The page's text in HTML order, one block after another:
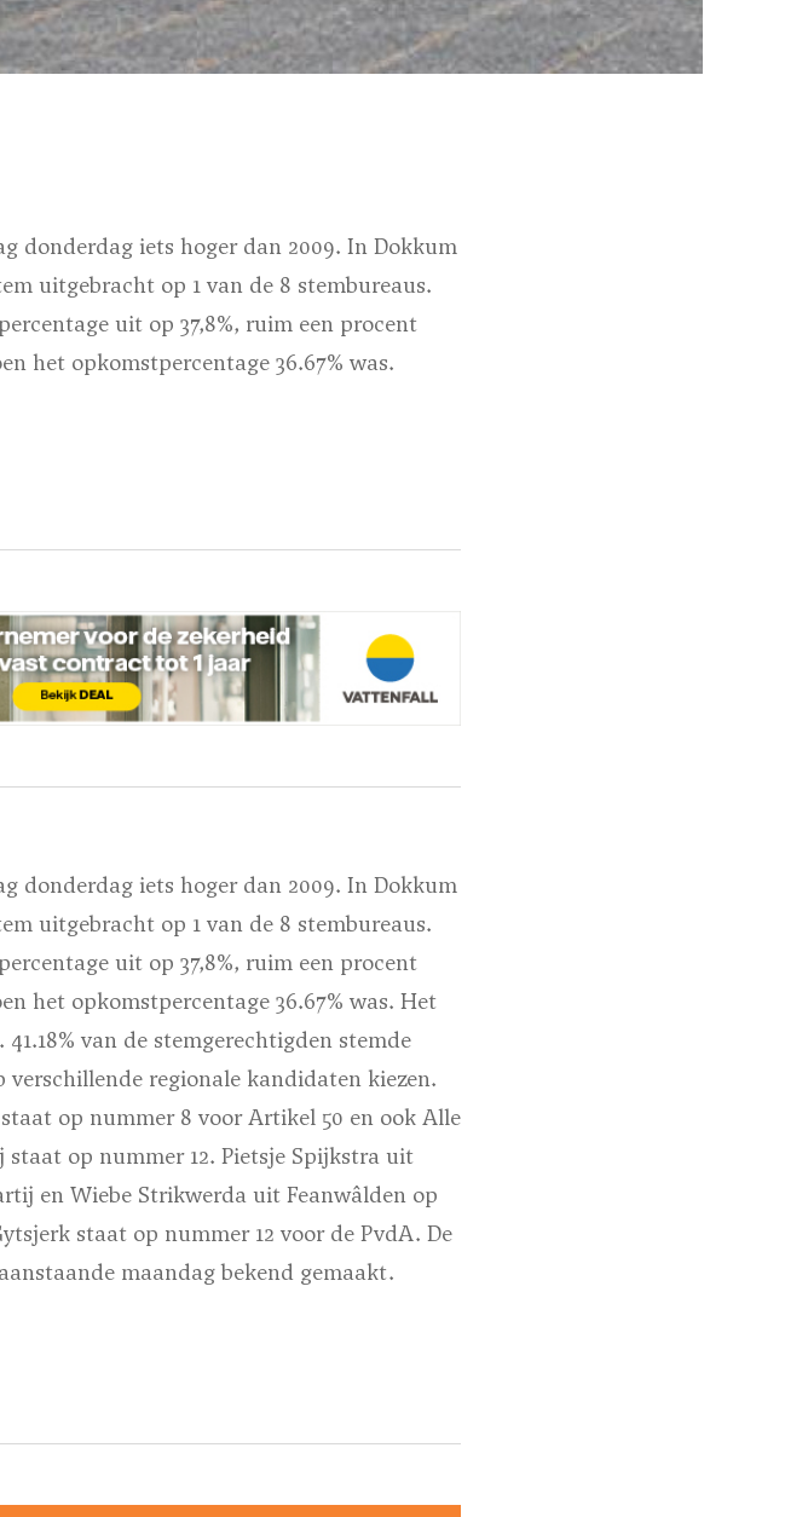
donderdag iets hoger dan 2009. In Dokkum
uitgebracht op 1 van de 8 stembureaus.
uit op 37,8%, ruim een procent
het opkomstpercentage 36.67% was.
donderdag iets hoger dan 2009. In Dokkum
uitgebracht op 1 van de 8 stembureaus.
uit op 37,8%, ruim een procent
het opkomstpercentage 36.67% was. Het
van de stemgerechtigden stemde
regionale kandidaten kiezen.
op nummer 8 voor Artikel 50 en ook Alle
op nummer 12. Pietsje Spijkstra uit
en Wiebe Strikwerda uit Feanwâlden op
staat op nummer 12 voor de PvdA. De
maandag bekend gemaakt.